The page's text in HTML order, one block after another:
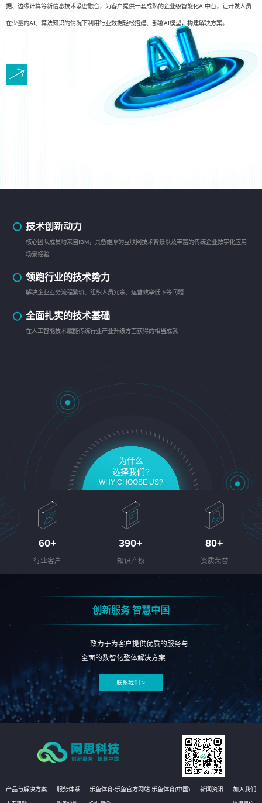
据、边缘计算等新信息技术紧密融合，为客户提供一套成熟的企业级智能化AI中台，让开发人员
在少量的AI、算法知识的情况下利用行业数据轻松搭建、部署AI模型，构建解决方案。
技术创新动力
核心团队成员均来自IBM，具备雄厚的互联网技术背景以及丰富的传统企业数字化应用
场景经验
领跑行业的技术势力
解决企业业务流程繁琐、组织人员冗余、运营效率低下等问题
全面扎实的技术基础
在人工智能技术赋能传统行业产业升级方面获得的相当成就
为什么
选择我们?
WHY CHOOSE US?
60+
行业客户
390+
知识产权
80+
资质荣誉
创新服务 智慧中国
—— 致力于为客户提供优质的服务与
全面的数智化整体解决方案 ——
联系我们 >
产品与解决方案 服务体系 乐鱼体育·乐鱼官方网站-乐鱼体育(中国) 新闻资讯 加入我们